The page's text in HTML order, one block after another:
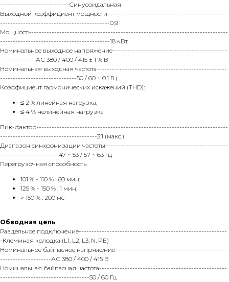
---------------------------Синусоидальная
Выходной коэффициент мощности-----------------------------------------------
-------------------------------------------0,9
Мощность-----------------------------------------------------------------------------
-------------------------------------------18 кВт
Номинальное выходное напряжение---------------------------------------------
--------------АС 380 / 400 / 415 ± 1 % В
Номинальная выходная частота---------------------------------------------------
------------------------------50 / 60 ± 0.1 Гц
Коэффициент гармонических искажений (THD):
≤ 2 % линейная нагрузка,
≤ 4 % нелинейная нагрузка
Пик-фактор---------------------------------------------------------------------------
--------------------------------------3:1 (макс.)
Диапазон синхронизации частоты------------------------------------------------
-----------------------47 ~ 53 / 57 ~ 63 Гц
Перегрузочная способность:
101 % - 110 % : 60 мин;
125 % - 150 % : 1 мин;
> 150 % : 200 мс
Обводная цепь
Раздельное подключение----------------------------------------------------------
-Клеммная колодка (L1, L2, L3, N, PE)
Номинальное байпасное напряжение--------------------------------------------
--------------------АС 380 / 400 / 415 В
Номинальная байпасная частота--------------------------------------------------
-----------------------------------50 / 60 Гц